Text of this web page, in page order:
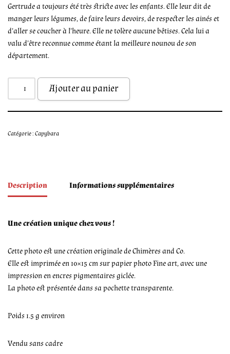
Gertrude a toujours été très stricte avec les enfants. Elle leur dit de
manger leurs légumes, de faire leurs devoirs, de respecter les ainés et
d’aller se coucher à l’heure. Elle ne tolère aucune bêtises. Cela lui a
valu d’être reconnue comme étant la meilleure nounou de son
département.
Ajouter au panier
Catégorie :Capybara
Description Informations supplémentaires
Une création unique chez vous !
Cette photo est une création originale de Chimères and Co.
Elle est imprimée en 10×15 cm sur papier photo Fine art, avec une
impression en encres pigmentaires giclée.
La photo est présentée dans sa pochette transparente.
Poids 1.5 g environ
Vendu sans cadre